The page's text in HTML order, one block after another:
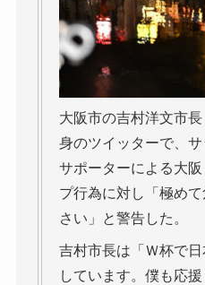
大阪市の吉村洋文市
身のツイッターで、
サポーターによる大
プ行為に対し「極め
さい」と警告した。
吉村市長は「Ｗ杯で
しています。僕も応